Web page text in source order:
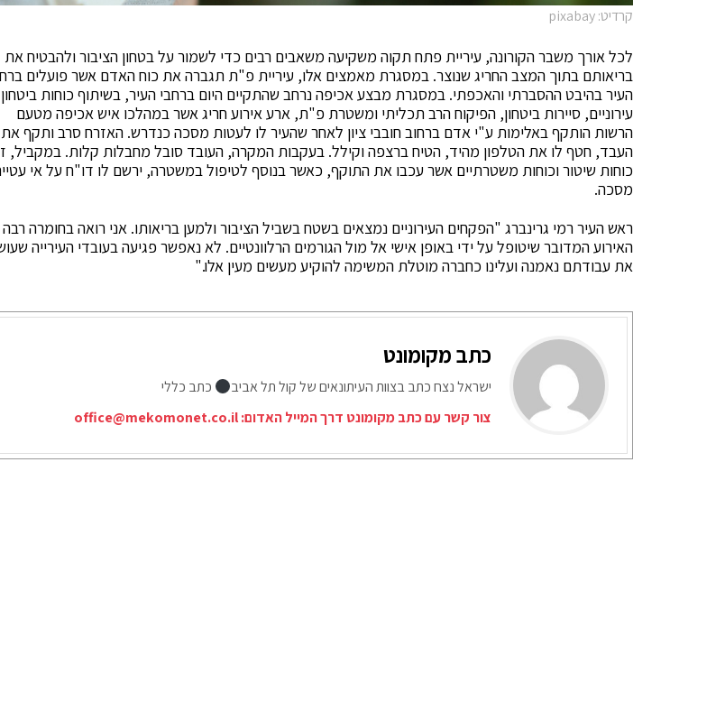
קרדיט: pixabay
לכל אורך משבר הקורונה, עיריית פתח תקוה משקיעה משאבים רבים כדי לשמור על בטחון הציבור ולהבטיח את
בריאותם בתוך המצב החריג שנוצר. במסגרת מאמצים אלו, עיריית פ"ת תגברה את כוח האדם אשר פועלים
העיר בהיבט ההסברתי והאכפתי. במסגרת מבצע אכיפה נרחב שהתקיים היום ברחבי העיר, בשיתוף כוחות ביטחון
עירוניים, סיירות ביטחון, הפיקוח הרב תכליתי ומשטרת פ"ת, ארע אירוע חריג אשר במהלכו איש אכיפה מטעם
הרשות הותקף באלימות ע"י אדם ברחוב חובבי ציון לאחר שהעיר לו לעטות מסכה כנדרש. האזרח סרב ותקף את
העבד, חטף לו את הטלפון מהיד, הטיח ברצפה וקילל. בעקבות המקרה, העובד סובל מחבלות קלות. במקביל,
כוחות שיטור וכוחות משטרתיים אשר עכבו את התוקף, כאשר בנוסף לטיפול במשטרה, ירשם לו דו"ח על אי
מסכה.
ראש העיר רמי גרינברג "הפקחים העירוניים נמצאים בשטח בשביל הציבור ולמען בריאותו. אני רואה בחומרה
האירוע המדובר שיטופל על ידי באופן אישי אל מול הגורמים הרלוונטיים. לא נאפשר פגיעה בעובדי העירייה
את עבודתם נאמנה ועלינו כחברה מוטלת המשימה להוקיע מעשים מעין אלו."
כתב מקומונט
ישראל נצח כתב בצוות העיתונאים של קול תל אביב
כתב כללי
צור קשר עם כתב מקומונט דרך המייל האדום:office@mekomonet.co.il